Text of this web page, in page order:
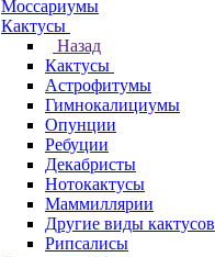
Моссариумы
Кактусы
Назад
Кактусы
Астрофитумы
Гимнокалициумы
Опунции
Ребуции
Декабристы
Нотокактусы
Маммиллярии
Другие виды кактусов
Рипсалисы